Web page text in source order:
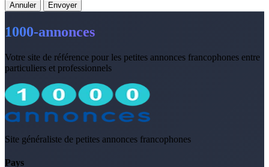
Annuler Envoyer
1000-annonces
Votre site de référence pour les petites annonces francophones entre
particuliers et professionnels
Site généraliste de petites annonces francophones
Pays